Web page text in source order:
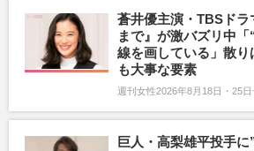
蒼井優主演・TBSドラ
まで』が激バズリ中
線を画している」散り
も大事な要素
週刊女性2026年8月18日・25日
巨人・高梨雄平投手